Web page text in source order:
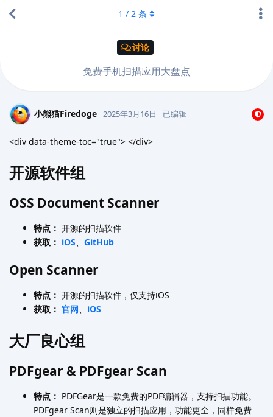
讨论
免费手机扫描应用大盘点
1 / 2 条
小熊猫Firedoge 2025年3月16日 已编辑
<div data-theme-toc="true"> </div>
开源软件组
OSS Document Scanner
特点： 开源的扫描软件
获取： iOS、 GitHub
Open Scanner
特点： 开源的扫描软件，仅支持iOS
获取： 官网、 iOS
大厂良心组
PDFgear & PDFgear Scan
特点： PDFGear是一款免费的PDF编辑器，支持扫描功能。
PDFgear Scan则是独立的扫描应用，功能更全，同样免费